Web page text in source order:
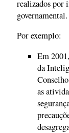
realizados por
governamental.
Por exemplo:
Em
da
as